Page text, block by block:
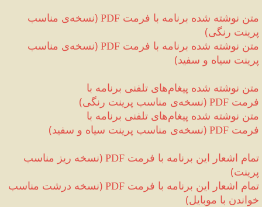
متن نوشته شده برنامه با فرمت PDF
(
پرینت رنگی)
متن نوشته شده برنامه با فرمت PDF
(
پرینت سیاه و سفید)
فرمت PDF
(نسخه‌ی مناسب پرینت رنگی
)
فرمت PDF
(نسخه‌ی مناسب پرینت سیاه و سفید
)
تمام اشعار این برنامه با فرمت PDF
(
پرینت)
تمام اشعار این برنامه با فرمت PDF
(
خواندن با موبایل)